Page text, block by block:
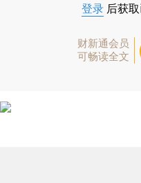
登录 后获
财新通会员
可畅读全文